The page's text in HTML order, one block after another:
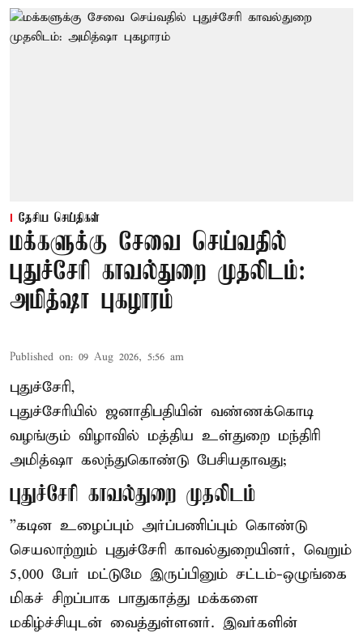
தேசிய செய்திகள்
மக்களுக்கு சேவை செய்வதில்
புதுச்சேரி காவல்துறை முதலிடம்:
அமித்ஷா புகழாரம்
Published on: 09 Aug 2026, 5:56 am
புதுச்சேரி,
புதுச்சேரியில் ஜனாதிபதியின் வண்ணக்கொடி
வழங்கும் விழாவில் மத்திய உள்துறை மந்திரி
அமித்ஷா கலந்துகொண்டு பேசியதாவது;
புதுச்சேரி காவல்துறை முதலிடம்
”கடின உழைப்பும் அர்ப்பணிப்பும் கொண்டு
செயலாற்றும் புதுச்சேரி காவல்துறையினர், வெறும்
5,000 பேர் மட்டுமே இருப்பினும் சட்டம்-ஒழுங்கை
மிகச் சிறப்பாக பாதுகாத்து மக்களை
மகிழ்ச்சியுடன் வைத்துள்ளனர். இவர்களின்